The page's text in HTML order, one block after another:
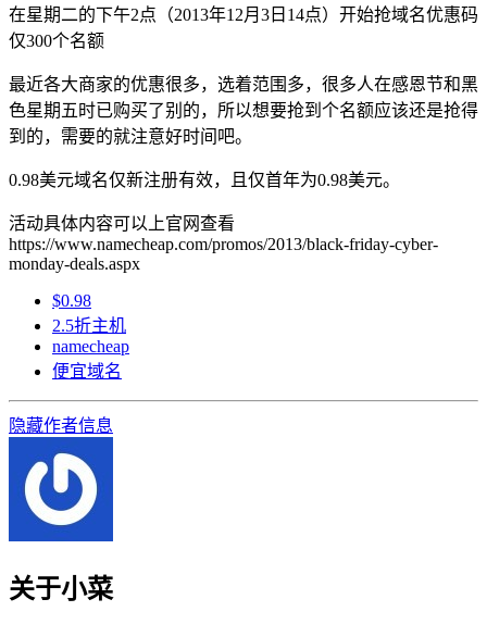
在星期二的下午2点（2013年12月3日14点）开始抢域名优惠码
仅300个名额
最近各大商家的优惠很多，选着范围多，很多人在感恩节和黑
色星期五时已购买了别的，所以想要抢到个名额应该还是抢得
到的，需要的就注意好时间吧。
0.98美元域名仅新注册有效，且仅首年为0.98美元。
活动具体内容可以上官网查看
https://www.namecheap.com/promos/2013/black-friday-cyber-
monday-deals.aspx
$0.98
2.5折主机
namecheap
便宜域名
隐藏作者信息
关于小菜